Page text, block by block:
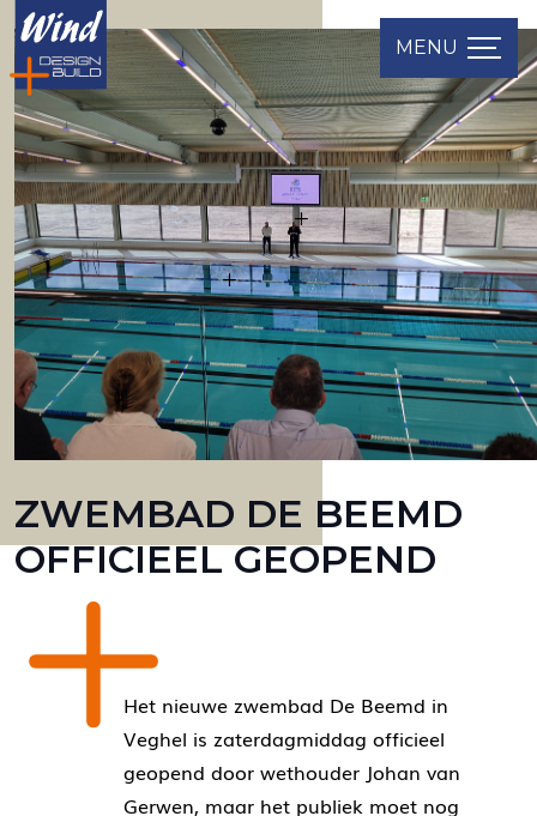
MENU
ZWEMBAD DE BEEMD
OFFICIEEL GEOPEND
Het nieuwe zwembad De Beemd in
Veghel is zaterdagmiddag officieel
geopend door wethouder Johan van
Gerwen, maar het publiek moet nog